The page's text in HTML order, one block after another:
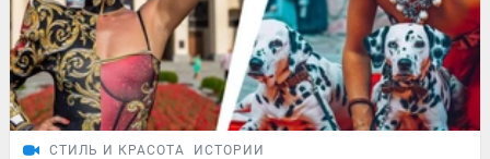
СТИЛЬ И КРАСОТА ИСТОРИИ